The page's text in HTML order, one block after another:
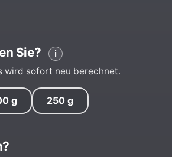
Sie? i
wird sofort neu berechnet.
g 250 g